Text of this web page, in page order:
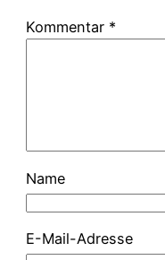
Kommentar *
Name
E-Mail-Adresse